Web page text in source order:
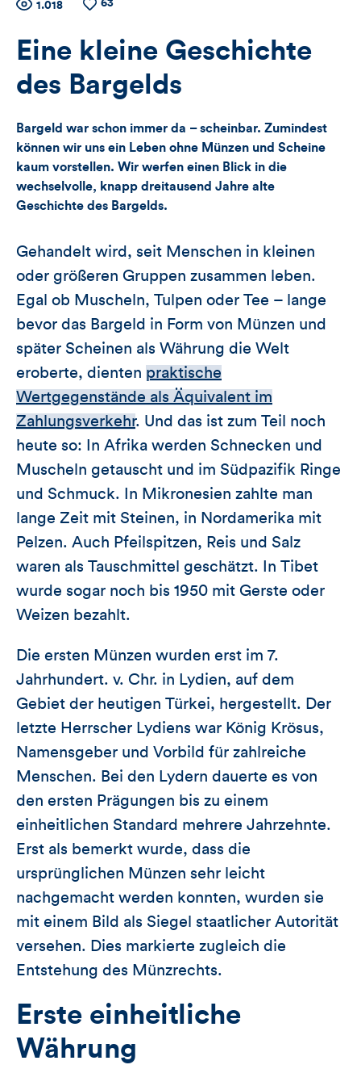
Zähler
für
Views,
Likes
und
Kommentare
dieses
Artikels
Anzahl
Views
1.018
Anzahl
Likes
63
Eine kleine Geschichte
des Bargelds
Bargeld war schon immer da – scheinbar. Zumindest
können wir uns ein Leben ohne Münzen und Scheine
kaum vorstellen. Wir werfen einen Blick in die
wechselvolle, knapp dreitausend Jahre alte
Geschichte des Bargelds.
Gehandelt wird, seit Menschen in kleinen
oder größeren Gruppen zusammen leben.
Egal ob Muscheln, Tulpen oder Tee – lange
bevor das Bargeld in Form von Münzen und
später Scheinen als Währung die Welt
eroberte, dienten praktische
Wertgegenstände als Äquivalent im
Zahlungsverkehr. Und das ist zum Teil noch
heute so: In Afrika werden Schnecken und
Muscheln getauscht und im Südpazifik Ringe
und Schmuck. In Mikronesien zahlte man
lange Zeit mit Steinen, in Nordamerika mit
Pelzen. Auch Pfeilspitzen, Reis und Salz
waren als Tauschmittel geschätzt. In Tibet
wurde sogar noch bis 1950 mit Gerste oder
Weizen bezahlt.
Die ersten Münzen wurden erst im 7.
Jahrhundert. v. Chr. in Lydien, auf dem
Gebiet der heutigen Türkei, hergestellt. Der
letzte Herrscher Lydiens war König Krösus,
Namensgeber und Vorbild für zahlreiche
Menschen. Bei den Lydern dauerte es von
den ersten Prägungen bis zu einem
einheitlichen Standard mehrere Jahrzehnte.
Erst als bemerkt wurde, dass die
ursprünglichen Münzen sehr leicht
nachgemacht werden konnten, wurden sie
mit einem Bild als Siegel staatlicher Autorität
versehen. Dies markierte zugleich die
Entstehung des Münzrechts.
Erste einheitliche
Währung